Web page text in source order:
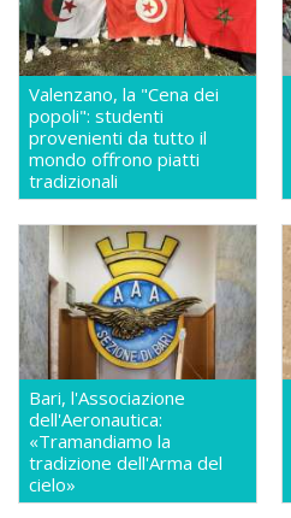
Valenzano, la "Cena dei
popoli": studenti
provenienti da tutto il
mondo offrono piatti
tradizionali
Bari, l'Associazione
dell'Aeronautica:
«Tramandiamo la
tradizione dell'Arma del
cielo»